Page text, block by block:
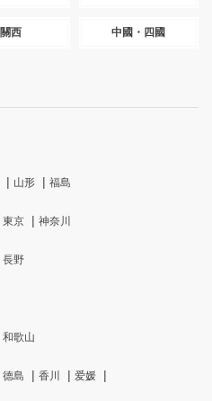
關西 中國・四國
山形
福島
東京
神奈川
長野
和歌山
德島 香川
爱媛